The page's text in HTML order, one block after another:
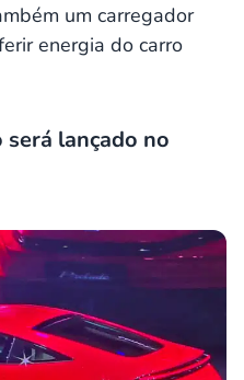
um carregador
energia do carro
lançado no